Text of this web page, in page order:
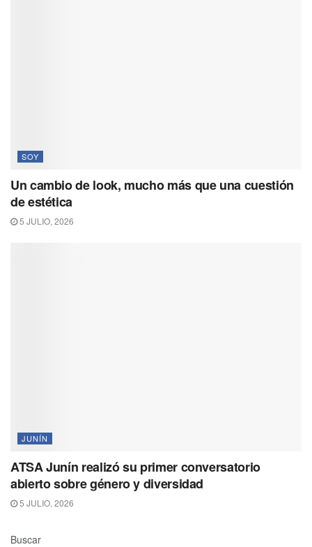
SOY
Un cambio de look, mucho más que una cuestión
de estética
5 JULIO, 2026
JUNÍN
ATSA Junín realizó su primer conversatorio
abierto sobre género y diversidad
5 JULIO, 2026
Buscar